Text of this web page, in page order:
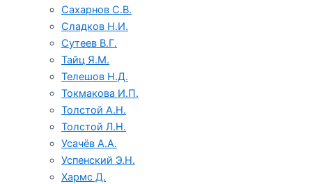
Сахарнов С.В.
Сладков Н.И.
Сутеев В.Г.
Тайц Я.М.
Телешов Н.Д.
Токмакова И.П.
Толстой А.Н.
Толстой Л.Н.
Усачёв А.А.
Успенский Э.Н.
Хармс Д.